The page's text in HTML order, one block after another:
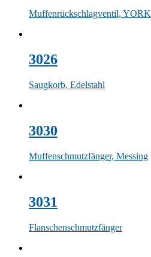
Muffenrückschlagventil, YORK
3026
Saugkorb, Edelstahl
3030
Muffenschmutzfänger, Messing
3031
Flanschenschmutzfänger